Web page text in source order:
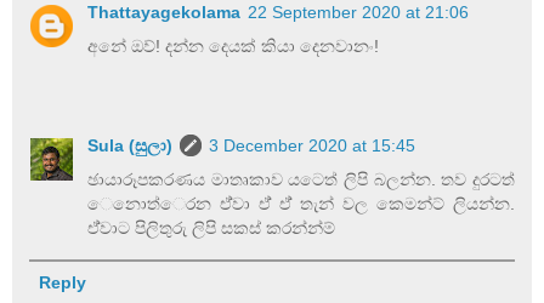
Thattayagekolama 22 September 2020 at 21:06
අනේ ඔව්! දන්න දෙයක් කියා දෙනවානං!
Sula (සුලා)
3 December 2020 at 15:45
ඡායාරූපකරණය මාතෘකාව යටෙත් ලිපි බලන්න. තව දුරටත්
ෙනාෙත්ෙරන ඒ්වා ඒ් ඒ් තැන් වල කෙමන්ට් ලියන්න.
ඒ්වාට පිලිතුරු ලිපි සකස් කරන්න්ම්
Reply